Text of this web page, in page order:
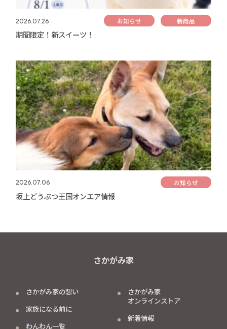
2026.07.26 お知らせ 新商品
期間限定！新スイーツ！
2026.07.06 お知らせ
坂上どうぶつ王国オンエア情報
さかがみ家
さかがみ家の想い
家族になる前に
わんわん一覧
さかがみ家
オンラインストア
新着情報